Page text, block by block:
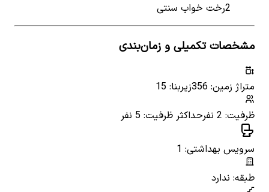
2رخت خواب سنتی
مشخصات تکمیلی و زمان‌بندی
متراژ زمین: 356
زیربنا: 15
ظرفیت: 2 نفر
حداکثر ظرفیت: 5 نفر
سرویس بهداشتی: 1
طبقه: ندارد